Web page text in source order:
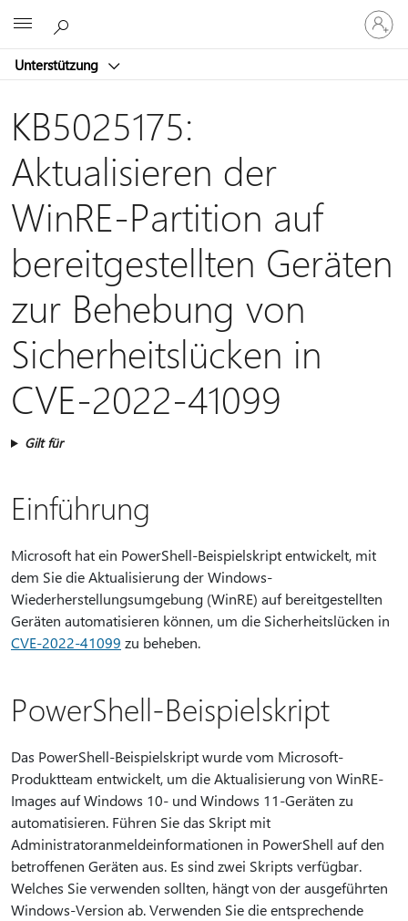
Unterstützung
Bei
Ihrem
Konto
KB5025175:
Aktualisieren der
WinRE-Partition auf
bereitgestellten Geräten
zur Behebung von
Sicherheitslücken in
CVE-2022-41099
Gilt für
Einführung
Microsoft hat ein PowerShell-Beispielskript entwickelt, mit
dem Sie die Aktualisierung der Windows-
Wiederherstellungsumgebung (WinRE) auf bereitgestellten
Geräten automatisieren können, um die Sicherheitslücken in
CVE-2022-41099 zu beheben.
PowerShell-Beispielskript
Das PowerShell-Beispielskript wurde vom Microsoft-
Produktteam entwickelt, um die Aktualisierung von WinRE-
Images auf Windows 10- und Windows 11-Geräten zu
automatisieren. Führen Sie das Skript mit
Administratoranmeldeinformationen in PowerShell auf den
betroffenen Geräten aus. Es sind zwei Skripts verfügbar.
Welches Sie verwenden sollten, hängt von der ausgeführten
Windows-Version ab. Verwenden Sie die entsprechende